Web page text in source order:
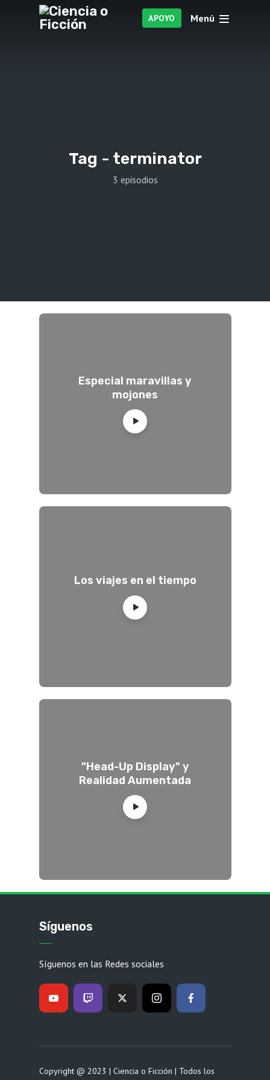
APOYO Menú
Tag - terminator
3 episodios
Especial maravillas y
mojones
Los viajes en el tiempo
"Head-Up Display" y
Realidad Aumentada
Síguenos
Síguenos en las Redes sociales
Copyright @ 2023 | Ciencia o Ficción | Todos los